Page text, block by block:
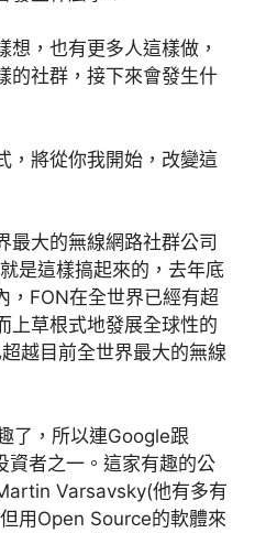
，也有更多人這樣做，
的社群，接下來會發生什
，將從你我開始，改變這
最大的無線網路社群公司
是這樣搞起來的，去年底
，FON在全世界已經有超
上草根式地發展全球性的
越目前全世界最大的無線
了，所以連Google跟
資者之一。這家有趣的公
Varsavsky(他有多有
用Open Source的軟體來